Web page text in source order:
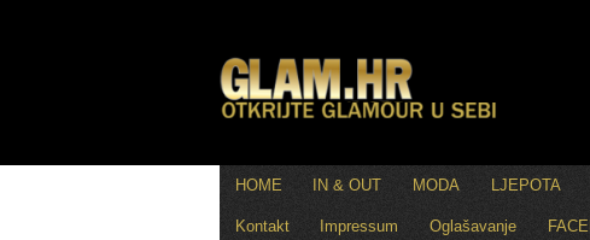
HOME IN & OUT MODA LJEPOTA
Kontakt Impressum Oglašavanje